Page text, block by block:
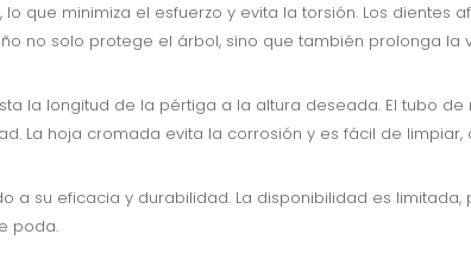
que minimiza el esfuerzo y evita la torsión. Los
no solo protege el árbol, sino que también prolonga la
la longitud de la pértiga a la altura deseada. El tubo
La hoja cromada evita la corrosión y es fácil de
a su eficacia y durabilidad. La disponibilidad es
poda.